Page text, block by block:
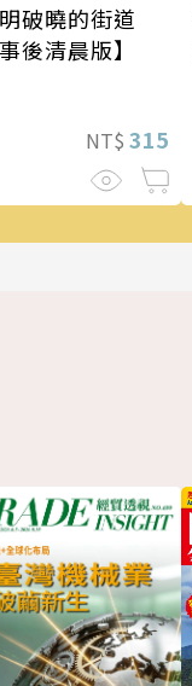
破曉的街道
事後清晨版】
NT$ 315